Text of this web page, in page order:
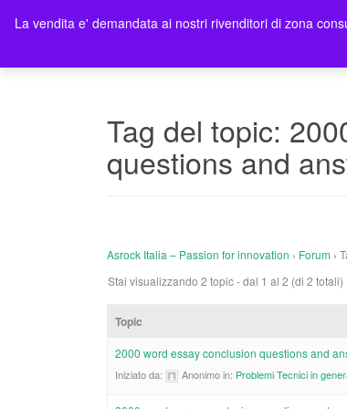
Tag del topic:
questions and
Asrock Italia – Passion for innovation › Forum ›
Stai visualizzando 2 topic - dal 1 al 2 (di 2 totali)
Topic
2000 word essay conclusion questions and
Iniziato da: Anonimoin: Problemi Tecnici in
La vendita e' demandata ai nostri rivenditori di zona